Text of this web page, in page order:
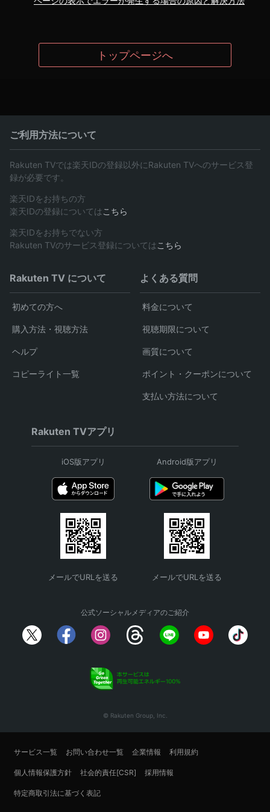
トップページへ
ご利用方法について
Rakuten TVでは楽天IDの登録以外にRakuten TVへのサービス登
録が必要です。
楽天IDをお持ちの方
楽天IDの登録については こちら
楽天IDをお持ちでない方
Rakuten TVのサービス登録については こちら
Rakuten TV について
初めての方へ
購入方法・視聴方法
ヘルプ
コピーライト一覧
よくある質問
料金について
視聴期限について
画質について
ポイント・クーポンについて
支払い方法について
Rakuten TVアプリ
iOS版アプリ
メールでURLを送る
Android版アプリ
メールでURLを送る
公式ソーシャルメディアのご紹介
© Rakuten Group, Inc.
サービス一覧 お問い合わせ一覧 企業情報 利用規約
個人情報保護方針 社会的責任[CSR] 採用情報
特定商取引法に基づく表記